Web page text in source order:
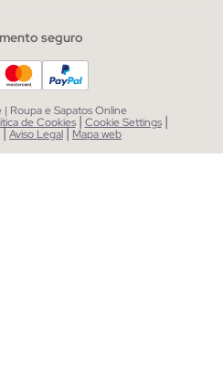
seguro
| Roupa e Sapatos Online
de Cookies | Cookie Settings |
|Aviso Legal| Mapa web